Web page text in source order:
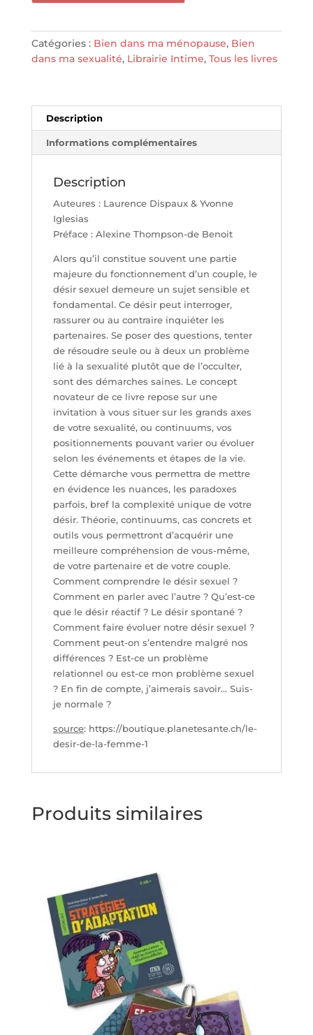
de
la
SANTÉ
Catégories : Bien dans ma ménopause, Bien
dans ma sexualité, Librairie Intime, Tous les livres
Description
Informations complémentaires
Description
Auteures : Laurence Dispaux & Yvonne
Iglesias
Préface : Alexine Thompson-de Benoit
Alors qu’il constitue souvent une partie
majeure du fonctionnement d’un couple, le
désir sexuel demeure un sujet sensible et
fondamental. Ce désir peut interroger,
rassurer ou au contraire inquiéter les
partenaires. Se poser des questions, tenter
de résoudre seule ou à deux un problème
lié à la sexualité plutôt que de l’occulter,
sont des démarches saines. Le concept
novateur de ce livre repose sur une
invitation à vous situer sur les grands axes
de votre sexualité, ou continuums, vos
positionnements pouvant varier ou évoluer
selon les événements et étapes de la vie.
Cette démarche vous permettra de mettre
en évidence les nuances, les paradoxes
parfois, bref la complexité unique de votre
désir. Théorie, continuums, cas concrets et
outils vous permettront d’acquérir une
meilleure compréhension de vous-même,
de votre partenaire et de votre couple.
Comment comprendre le désir sexuel ?
Comment en parler avec l’autre ? Qu’est-ce
que le désir réactif ? Le désir spontané ?
Comment faire évoluer notre désir sexuel ?
Comment peut-on s’entendre malgré nos
différences ? Est-ce un problème
relationnel ou est-ce mon problème sexuel
? En fin de compte, j’aimerais savoir… Suis-
je normale ?
source: https://boutique.planetesante.ch/le-
desir-de-la-femme-1
Produits similaires